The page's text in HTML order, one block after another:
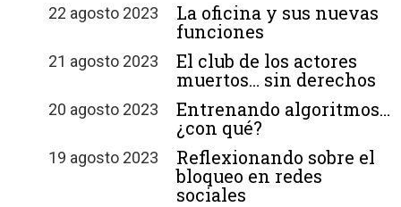
22 agosto 2023
La oficina y sus nuevas
funciones
21 agosto 2023
El club de los actores
muertos… sin derechos
20 agosto 2023
Entrenando algoritmos…
¿con qué?
19 agosto 2023
Reflexionando sobre el
bloqueo en redes
sociales